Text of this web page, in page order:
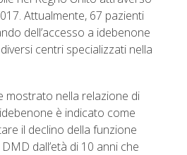
Attualmente, 67 pazienti
dell’accesso a idebenone
centri specializzati nella
mostrato nella relazione di
è indicato come
il declino della funzione
dall’età di 10 anni che